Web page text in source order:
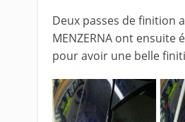
Deux passes de finition
MENZERNA ont ensuite
pour avoir une belle